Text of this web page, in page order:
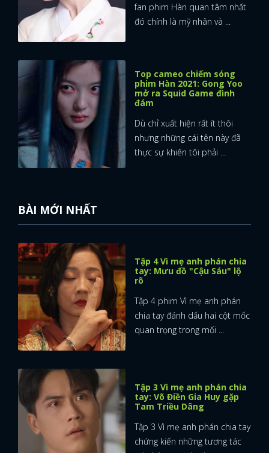
fan phim Hàn quan tâm nhất
đó chính là mỹ nhân và ...
Top cameo chiếm sóng
phim Hàn 2021: Gong Yoo
mở ra Squid Game đình
đám
Dù chỉ xuất hiện rất ít thôi
nhưng những cái tên này đã
thực sự khiến tôi phải ...
BÀI MỚI NHẤT
Tập 4 Vì mẹ anh phán chia
tay: Mưu đồ "Cậu Sáu" lộ
rõ
Tập 4 phim Vì mẹ anh phán
chia tay đánh dấu hai cột mốc
quan trọng trong mối ...
Tập 3 Vì mẹ anh phán chia
tay: Võ Điền Gia Huy gặp
Tam Triều Dâng
Tập 3 Vì mẹ anh phán chia tay
chứng kiến những tương tác